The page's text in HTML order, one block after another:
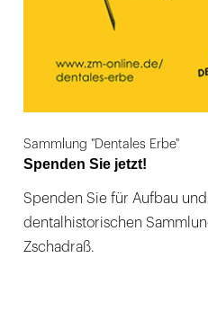
Sammlung "Dentales Erbe"
Spenden Sie jetzt!
Spenden Sie für Aufbau
dentalhistorischen
Zschadraß.